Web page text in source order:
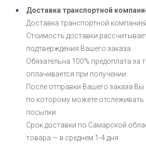
Доставка транспортной
Доставка транспортной
Стоимость доставки
подтверждения Вашего заказа.
Обязательна 100% предоплата за
оплачивается при получении.
После отправки Вашего заказа Вы
по которому можете
посылки.
Срок доставки по Самарской
товара — в среднем 1-4 дня.